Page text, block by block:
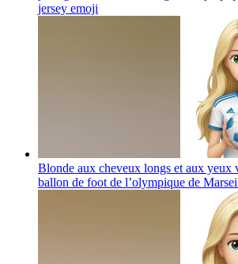
jersey emoji
Blonde aux cheveux longs et aux yeux
ballon de foot de l’olympique de